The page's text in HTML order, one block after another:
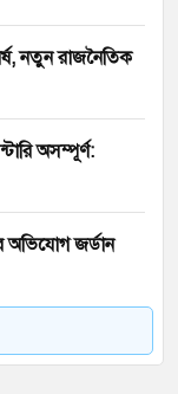
নতুন রাজনৈতিক
অসম্পূর্ণ:
অভিযোগ জর্ডান
উত্তেজনা